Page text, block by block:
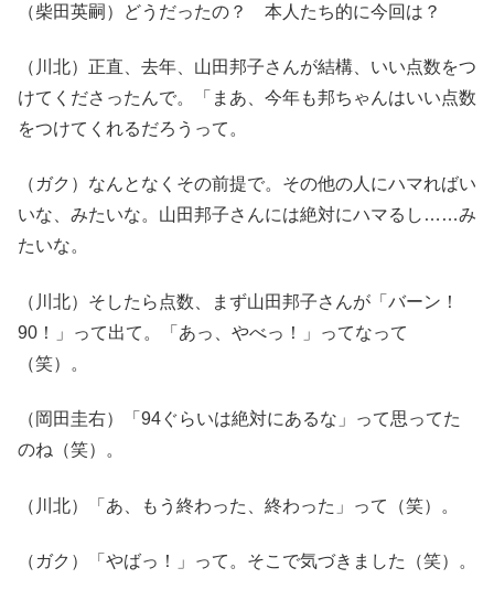
（柴田英嗣）どうだったの？ 本人たち的に今回は？
（川北）正直、去年、山田邦子さんが結構、いい点数をつ
けてくださったんで。「まあ、今年も邦ちゃんはいい点数
をつけてくれるだろうって。
（ガク）なんとなくその前提で。その他の人にハマればい
いな、みたいな。山田邦子さんには絶対にハマるし……み
たいな。
（川北）そしたら点数、まず山田邦子さんが「バーン！
90！」って出て。「あっ、やべっ！」ってなって
（笑）。
（岡田圭右）「94ぐらいは絶対にあるな」って思ってた
のね（笑）。
（川北）「あ、もう終わった、終わった」って（笑）。
（ガク）「やばっ！」って。そこで気づきました（笑）。